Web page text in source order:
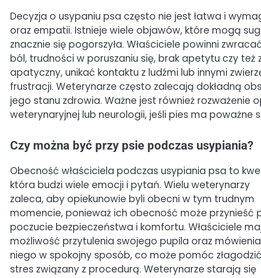
Decyzja o usypaniu psa często nie jest łatwa i
oraz empatii. Istnieje wiele objawów, które mogą
znacznie się pogorszyła. Właściciele powinni
ból, trudności w poruszaniu się, brak apetytu czy też
apatyczny, unikać kontaktu z ludźmi lub innymi
frustracji. Weterynarze często zalecają dokładną
jego stanu zdrowia. Ważne jest również rozważenie
weterynaryjnej lub neurologii, jeśli pies ma poważne
Czy można być przy psie podczas usypiania?
Obecność właściciela podczas usypiania psa to
która budzi wiele emocji i pytań. Wielu weterynarzy
zaleca, aby opiekunowie byli obecni w tym trudnym
momencie, ponieważ ich obecność może przynieść
poczucie bezpieczeństwa i komfortu. Właściciele
możliwość przytulenia swojego pupila oraz
niego w spokojny sposób, co może pomóc złagodzić
stres związany z procedurą. Weterynarze starają się